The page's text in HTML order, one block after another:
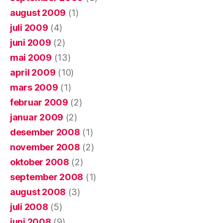
august 2009 (1)
juli 2009 (4)
juni 2009 (2)
mai 2009 (13)
april 2009 (10)
mars 2009 (1)
februar 2009 (2)
januar 2009 (2)
desember 2008 (1)
november 2008 (2)
oktober 2008 (2)
september 2008 (1)
august 2008 (3)
juli 2008 (5)